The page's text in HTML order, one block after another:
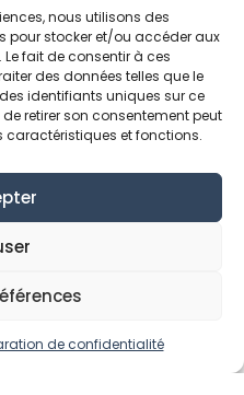
nous utilisons des
pour stocker et/ou accéder aux
fait de consentir à ces
des données telles que le
identifiants uniques sur ce
retirer son consentement peut
caractéristiques et fonctions.
de confidentialité
(UE)